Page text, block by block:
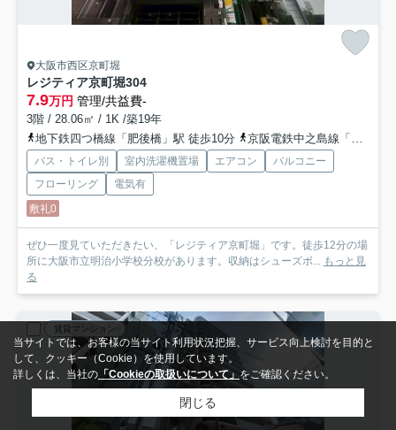
大阪市西区京町堀
レジティア京町堀304
7.9万円 管理/共益費-
3階 / 28.06㎡ / 1K /築19年
地下鉄四つ橋線「肥後橋」駅 徒歩10分
京阪電鉄中之島線「中之島」駅 徒歩14分
バス・トイレ別 室内洗濯機置場 エアコン
バルコニー
フローリング
電気有
敷礼0
ぜひ一度見ていただきたい、「レジティア京町堀」です。徒歩12分の場
所に大阪市立明治小学校分校があります。収納はシューズボ... もっと見
る
賃貸マンション
当サイトでは、お客様の当サイト利用状況把握、サービス向上検討を目的と
して、クッキー（Cookie）を使用しています。
詳しくは、当社の 「Cookieの取扱いについて」 をご確認ください。
閉じる